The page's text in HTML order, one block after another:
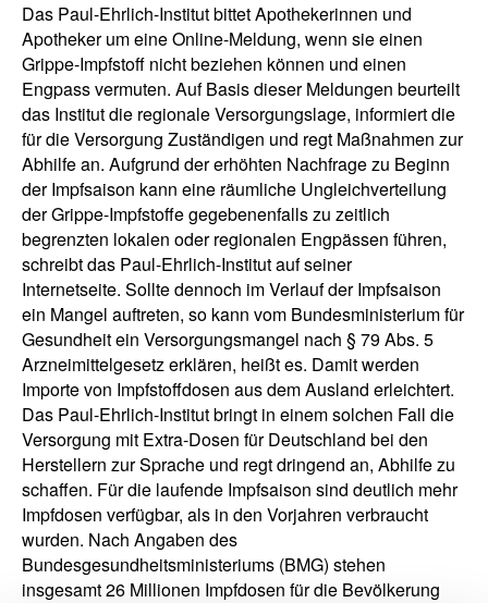
Das Paul-Ehrlich-Institut bittet Apothekerinnen und
Apotheker um eine Online-Meldung, wenn sie einen
Grippe-Impfstoff nicht beziehen können und einen
Engpass vermuten. Auf Basis dieser Meldungen beurteilt
das Institut die regionale Versorgungslage, informiert die
für die Versorgung Zuständigen und regt Maßnahmen zur
Abhilfe an. Aufgrund der erhöhten Nachfrage zu Beginn
der Impfsaison kann eine räumliche Ungleichverteilung
der Grippe-Impfstoffe gegebenenfalls zu zeitlich
begrenzten lokalen oder regionalen Engpässen führen,
schreibt das Paul-Ehrlich-Institut auf seiner
Internetseite. Sollte dennoch im Verlauf der Impfsaison
ein Mangel auftreten, so kann vom Bundesministerium für
Gesundheit ein Versorgungsmangel nach § 79 Abs. 5
Arzneimittelgesetz erklären, heißt es. Damit werden
Importe von Impfstoffdosen aus dem Ausland erleichtert.
Das Paul-Ehrlich-Institut bringt in einem solchen Fall die
Versorgung mit Extra-Dosen für Deutschland bei den
Herstellern zur Sprache und regt dringend an, Abhilfe zu
schaffen. Für die laufende Impfsaison sind deutlich mehr
Impfdosen verfügbar, als in den Vorjahren verbraucht
wurden. Nach Angaben des
Bundesgesundheitsministeriums (BMG) stehen
insgesamt 26 Millionen Impfdosen für die Bevölkerung